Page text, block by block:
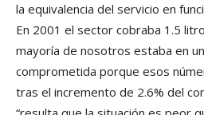
la equivalencia del servicio en
En 2001 el sector cobraba 1.5
mayoría de nosotros estaba en
comprometida porque esos
tras el incremento de 2.6% del